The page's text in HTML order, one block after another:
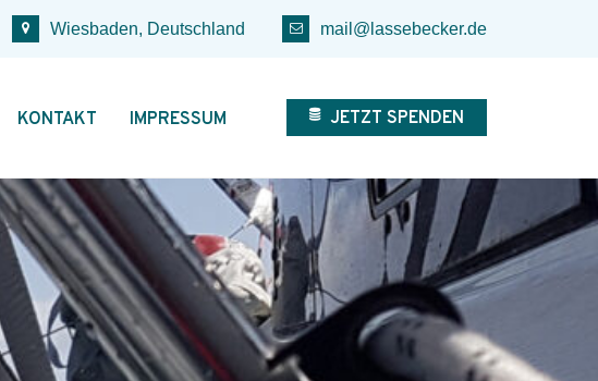
Wiesbaden, Deutschland mail@lassebecker.de
KONTAKT IMPRESSUM JETZT SPENDEN